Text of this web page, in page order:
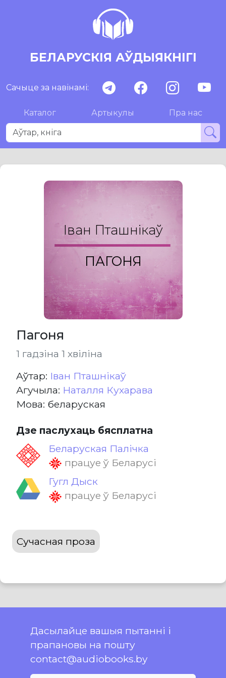
БЕЛАРУСКІЯ АЎДЫЯКНІГІ
Сачыце за навінамі:
Каталог Артыкулы Пра нас
Іван Пташнікаў
ПАГОНЯ
Пагоня
1 гадзіна 1 хвіліна
Aўтар: Іван Пташнікаў
Агучыла: Наталля Кухарава
Мова: беларуская
Дзе паслухаць бясплатна
Беларуская Палічка
працуе ў Беларусі
Гугл Дыск
працуе ў Беларусі
Сучасная проза
Дасылайце вашыя пытанні і
прапановы на пошту
contact@audiobooks.by